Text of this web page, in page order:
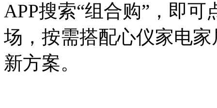
APP搜索“组合购”，即
场，按需搭配心仪家电
新方案。